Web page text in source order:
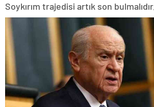
Soykırım trajedisi artık son bulmalıdır.